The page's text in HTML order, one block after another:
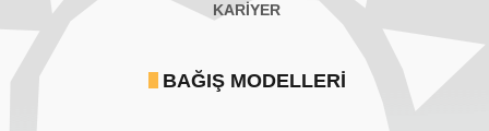
KARIYER
BAĞIŞ MODELLERI